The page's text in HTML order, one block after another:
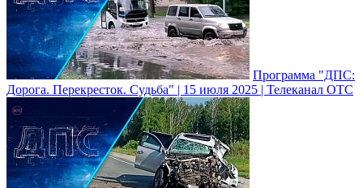
Программа "ДПС:
Дорога. Перекресток. Судьба" | 15 июля 2025 | Телеканал ОТС